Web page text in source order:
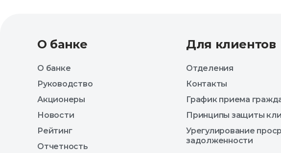
О банке
О банке
Руководство
Акционеры
Новости
Рейтинг
Отчетность
Для клиентов
Отделения
Контакты
График приема
Принципы защиты
Урегулирование
задолженности